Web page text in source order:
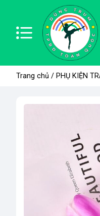
Trang chủ / PHỤ KIỆN